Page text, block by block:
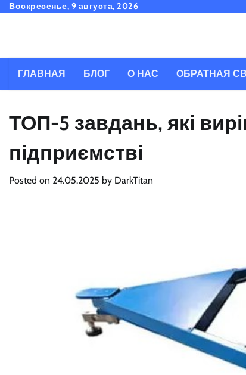
SkipВоскресенье, 9 августа, 2026
ГЛАВНАЯ БЛОГ О НАС ОБРАТНАЯ
ТОП-5 завдань, які
підприємстві
Posted on 24.05.2025 by DarkTitan